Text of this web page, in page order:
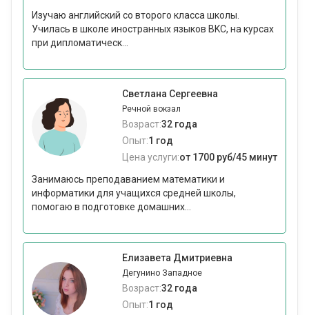
Изучаю английский со второго класса школы.
Училась в школе иностранных языков BKC, на курсах
при дипломатическ...
Светлана Сергеевна
Речной вокзал
Возраст:32 года
Опыт:1 год
Цена услуги:от 1700 руб/45 минут
Занимаюсь преподаванием математики и
информатики для учащихся средней школы,
помогаю в подготовке домашних...
Елизавета Дмитриевна
Дегунино Западное
Возраст:32 года
Опыт:1 год